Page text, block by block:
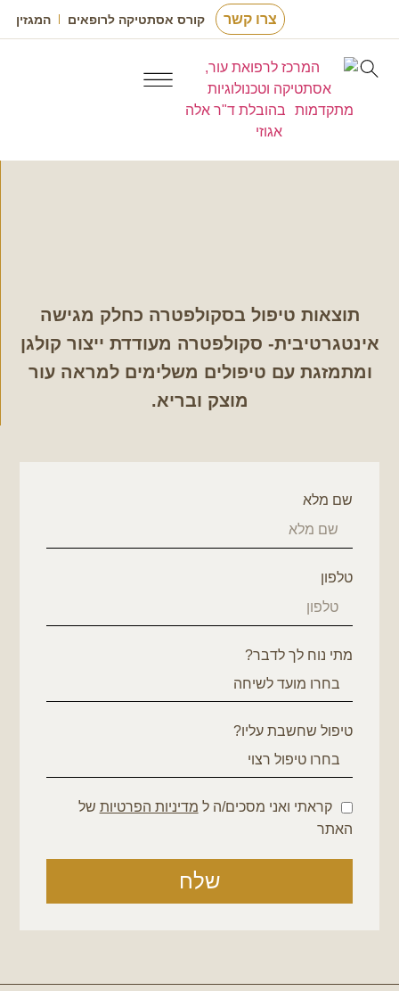
קורס אסתטיקה לרופאים המגזין צרו קשר
תוצאות טיפול בסקולפטרה כחלק מגישה
אינטגרטיבית- סקולפטרה מעודדת ייצור קולגן
ומתמזגת עם טיפולים משלימים למראה עור
מוצק ובריא.
שם מלא
טלפון
מתי נוח לך לדבר?
טיפול שחשבת עליו?
קראתי ואני מסכים/ה ל מדיניות הפרטיות של
האתר
שלח